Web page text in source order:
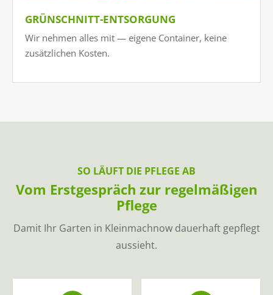
GRÜNSCHNITT-ENTSORGUNG
Wir nehmen alles mit — eigene Container, keine
zusätzlichen Kosten.
SO LÄUFT DIE PFLEGE AB
Vom Erstgespräch zur regelmäßigen
Pflege
Damit Ihr Garten in Kleinmachnow dauerhaft gepflegt
aussieht.